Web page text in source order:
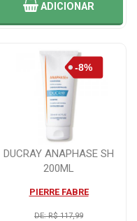
ADICIONAR
DUCRAY ANAPHASE SH
200ML
PIERRE FABRE
DE: R$ 117,99